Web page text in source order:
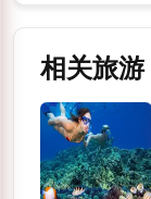
相关旅游